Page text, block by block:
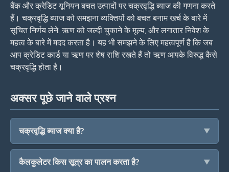
बैंक और क्रेडिट यूनियन बचत उत्पादों पर चक्रवृद्धि ब्याज की गणना करते
हैं। चक्रवृद्धि ब्याज को समझना व्यक्तियों को बचत बनाम खर्च के बारे में
सूचित निर्णय लेने, ऋण को जल्दी चुकाने के मूल्य, और लगातार निवेश के
महत्व के बारे में मदद करता है। यह भी समझने के लिए महत्वपूर्ण है कि जब
आप क्रेडिट कार्ड या ऋण पर शेष राशि रखते हैं तो ऋण आपके विरुद्ध कैसे
चक्रवृद्धि होता है।
अक्सर पूछे जाने वाले प्रश्न
चक्रवृद्धि ब्याज क्या है?
कैलकुलेटर किस सूत्र का पालन करता है?